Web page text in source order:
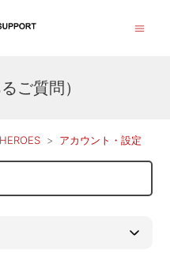
ご質問）
アカウント・設定